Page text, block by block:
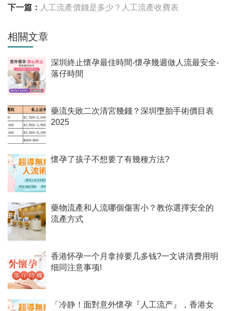
下一篇： 人工流產價錢是多少？人工流產收費表
相關文章
深圳終止懷孕最佳時間-懷孕幾週做人流最安全-
落仔時間
藥流失敗二次清宮幾錢？深圳墮胎手術價目表
2025
懷孕了孩子不想要了有幾種方法?
藥物流產和人流哪個傷害小？教你選擇安全的
流產方式
香港怀孕一个月拿掉要几多钱?一文讲清费用明
细同注意事项!
「冷静！面對意外懷孕『人工流产』，香港女